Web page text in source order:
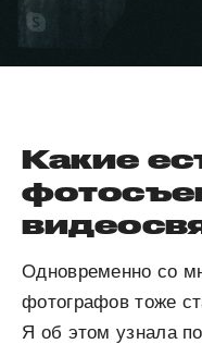
Какие
Одновременно со
фотографов тоже
Я об этом узнала